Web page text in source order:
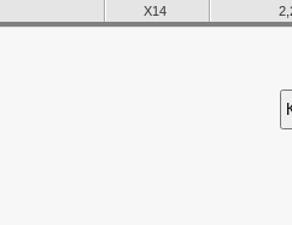
X14